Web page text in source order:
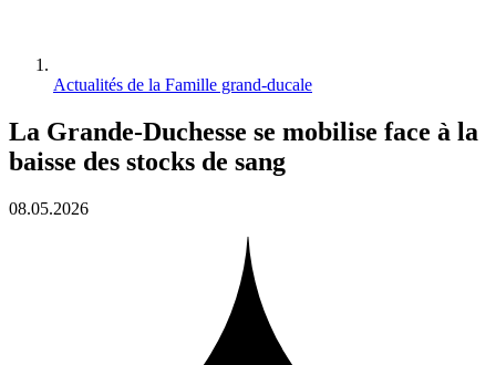
Actualités de la Famille grand-ducale
La Grande-Duchesse se mobilise face à la
baisse des stocks de sang
08.05.2026